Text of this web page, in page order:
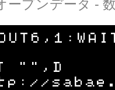
ープンデータ -
"",D